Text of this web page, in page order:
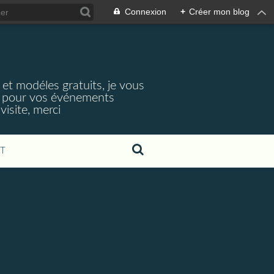
Connexion + Créer mon blog
modéles gratuits, je vous
vos événements
merci